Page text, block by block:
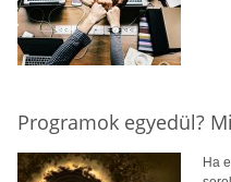
Programok egyedül?
Ha